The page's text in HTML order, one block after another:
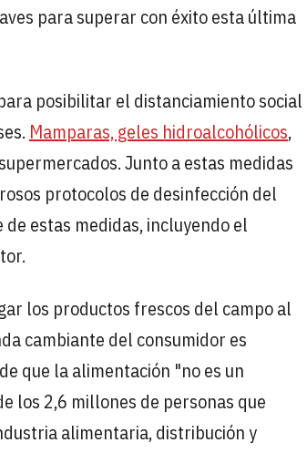
para superar con éxito esta última
posibilitar el distanciamiento social
Mamparas, geles hidroalcohólicos,
Junto a estas medidas
protocolos de desinfección del
estas medidas, incluyendo el
los productos frescos del campo al
cambiante del consumidor es
que la alimentación "no es un
los 2,6 millones de personas que
alimentaria, distribución y